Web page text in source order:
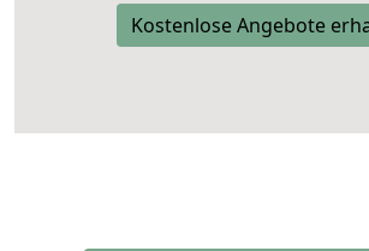
Kostenlose Angebote